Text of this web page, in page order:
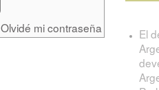
Olvidé mi contraseña
El